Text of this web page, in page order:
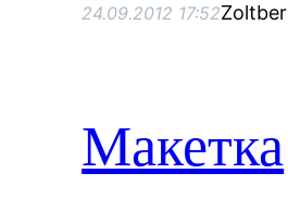
24.09.2012 17:52
Макетка